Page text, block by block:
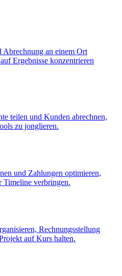
an einem Ort
Ergebnisse konzentrieren
teilen und Kunden abrechnen,
zu jonglieren.
und Zahlungen optimieren,
Timeline verbringen.
Rechnungsstellung
auf Kurs halten.